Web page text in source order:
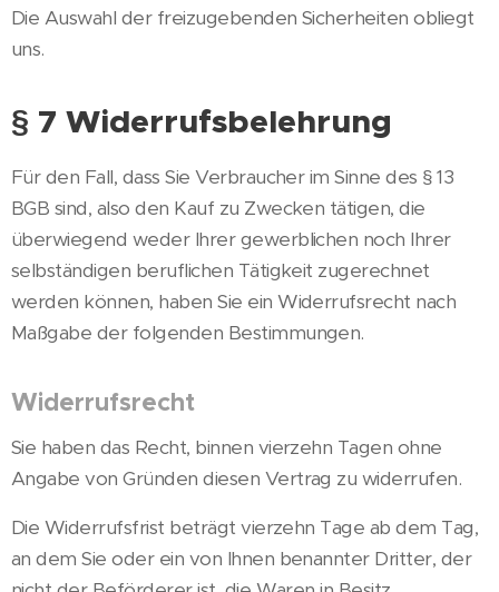
Die Auswahl der freizugebenden Sicherheiten obliegt
uns.
§ 7 Widerrufsbelehrung
Für den Fall, dass Sie Verbraucher im Sinne des § 13
BGB sind, also den Kauf zu Zwecken tätigen, die
überwiegend weder Ihrer gewerblichen noch Ihrer
selbständigen beruflichen Tätigkeit zugerechnet
werden können, haben Sie ein Widerrufsrecht nach
Maßgabe der folgenden Bestimmungen.
Widerrufsrecht
Sie haben das Recht, binnen vierzehn Tagen ohne
Angabe von Gründen diesen Vertrag zu widerrufen.
Die Widerrufsfrist beträgt vierzehn Tage ab dem Tag,
an dem Sie oder ein von Ihnen benannter Dritter, der